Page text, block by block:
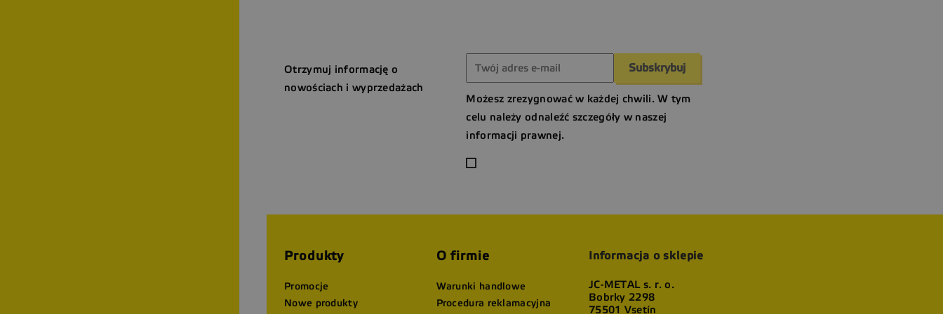
Otrzymuj informację o
nowościach i wyprzedażach
Możesz zrezygnować w każdej chwili. W tym
celu należy odnaleźć szczegóły w naszej
informacji prawnej.
Produkty
Promocje
Nowe produkty
O firmie
Warunki handlowe
Procedura reklamacyjna
Informacja o sklepie
JC-METAL s. r. o.
Bobrky 2298
75501 Vsetín